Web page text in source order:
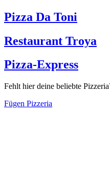
Pizza Da Toni
Restaurant Troya
Pizza-Express
Fehlt hier deine beliebte
Fügen Pizzeria